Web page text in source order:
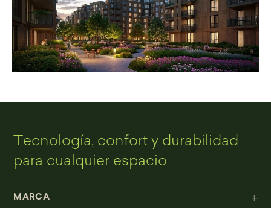
Tecnología, confort y durabilidad
para cualquier espacio
MARCA